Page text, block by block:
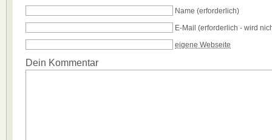
Name (erforderlich)
E-Mail (erforderlich - wird
eigene Webseite
Dein Kommentar